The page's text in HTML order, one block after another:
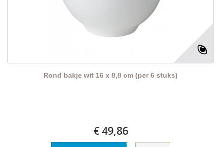
Rond bakje wit 16 x 8,8 cm (per 6 stuks)
€ 49,86